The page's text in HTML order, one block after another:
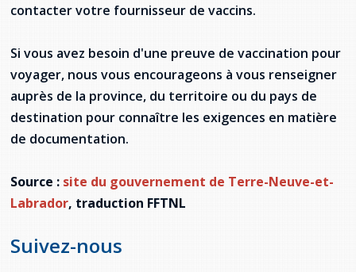
Dominic Demers
Yulia Kudryakova
contacter votre fournisseur de vaccins.
Si vous avez besoin d'une preuve de vaccination pour
voyager, nous vous encourageons à vous renseigner
auprès de la province, du territoire ou du pays de
destination pour connaître les exigences en matière
de documentation.
Source : site du gouvernement de Terre-Neuve-et-
Labrador, traduction FFTNL
Suivez-nous